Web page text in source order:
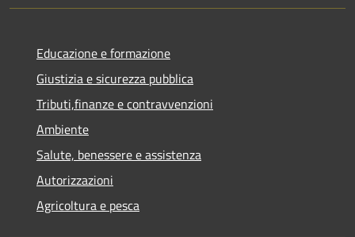
Educazione e formazione
Giustizia e sicurezza pubblica
Tributi,finanze e contravvenzioni
Ambiente
Salute, benessere e assistenza
Autorizzazioni
Agricoltura e pesca